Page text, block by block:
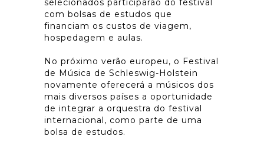
selecionados participarão do festival
com bolsas de estudos que
financiam os custos de viagem,
hospedagem e aulas.
No próximo verão europeu, o Festival
de Música de Schleswig-Holstein
novamente oferecerá a músicos dos
mais diversos países a oportunidade
de integrar a orquestra do festival
internacional, como parte de uma
bolsa de estudos.